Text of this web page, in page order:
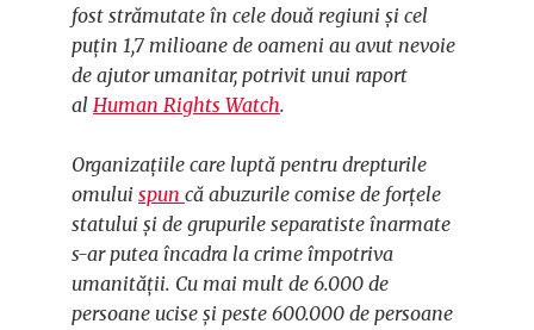
fost strămutate în cele două regiuni și cel
puțin 1,7 milioane de oameni au avut nevoie
de ajutor umanitar, potrivit unui raport
al Human Rights Watch.
Organizațiile care luptă pentru drepturile
omului spun că abuzurile comise de forțele
statului și de grupurile separatiste înarmate
s-ar putea încadra la crime împotriva
umanității. Cu mai mult de 6.000 de
persoane ucise și peste 600.000 de persoane